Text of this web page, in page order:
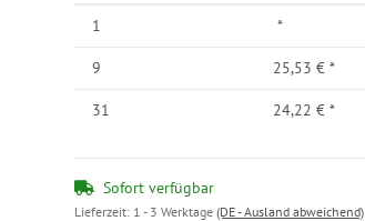
1 *
9 25,53 € *
31 24,22 € *
Sofort verfügbar
Lieferzeit: 1 - 3 Werktage (DE - Ausland abweichend)